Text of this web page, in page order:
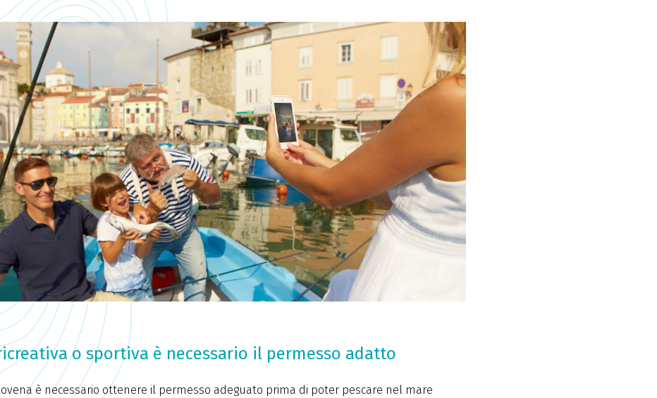
o sportiva è necessario il permesso adatto
è necessario ottenere il permesso adeguato prima di poter pescare nel mare